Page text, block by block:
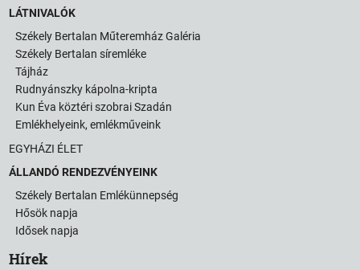
LÁTNIVALÓK
Székely Bertalan Műteremház Galéria
Székely Bertalan síremléke
Tájház
Rudnyánszky kápolna-kripta
Kun Éva köztéri szobrai Szadán
Emlékhelyeink, emlékműveink
EGYHÁZI ÉLET
ÁLLANDÓ RENDEZVÉNYEINK
Székely Bertalan Emlékünnepség
Hősök napja
Idősek napja
Hírek